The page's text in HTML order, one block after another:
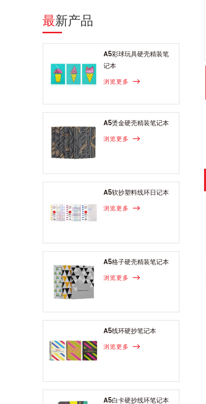
最新产品
A5彩球玩具硬壳精装笔
记本
浏览更多
A5烫金硬壳精装笔记本
浏览更多
A5软抄塑料线环日记本
浏览更多
A5格子硬壳精装笔记本
浏览更多
A5线环硬抄笔记本
浏览更多
A5白卡硬抄线环笔记本